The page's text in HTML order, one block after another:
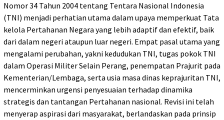
Nomor 34 Tahun 2004 tentang Tentara Nasional Indonesia
(TNI) menjadi perhatian utama dalam upaya memperkuat Tata
kelola Pertahanan Negara yang lebih adaptif dan efektif, baik
dari dalam negeri ataupun luar negeri. Empat pasal utama yang
mengalami perubahan, yakni kedudukan TNI, tugas pokok TNI
dalam Operasi Militer Selain Perang, penempatan Prajurit pada
Kementerian/Lembaga, serta usia masa dinas keprajuritan TNI,
mencerminkan urgensi penyesuaian terhadap dinamika
strategis dan tantangan Pertahanan nasional. Revisi ini telah
menyerap aspirasi dari masyarakat, berlandaskan pada prinsip